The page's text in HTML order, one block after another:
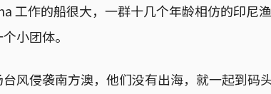
工作的船很大，一群十几个年龄相仿的印尼
小团体。
风侵袭南方澳，他们没有出海，就一起到码